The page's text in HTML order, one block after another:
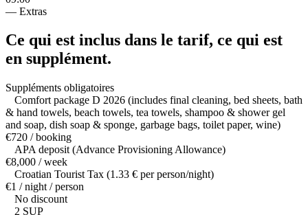
— Extras
Ce qui est inclus dans le tarif, ce qui est
en supplément.
Suppléments obligatoires
Comfort package D 2026 (includes final cleaning, bed sheets, bath
& hand towels, beach towels, tea towels, shampoo & shower gel
and soap, dish soap & sponge, garbage bags, toilet paper, wine)
€720 / booking
APA deposit (Advance Provisioning Allowance)
€8,000 / week
Croatian Tourist Tax (1.33 € per person/night)
€1 / night / person
No discount
2 SUP